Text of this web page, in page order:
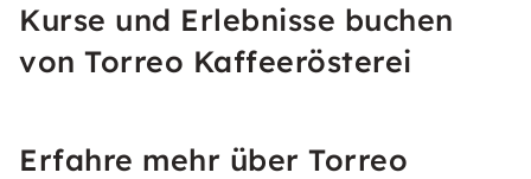
Kurse und Erlebnisse buchen
von Torreo Kaffeerösterei
Erfahre mehr über Torreo